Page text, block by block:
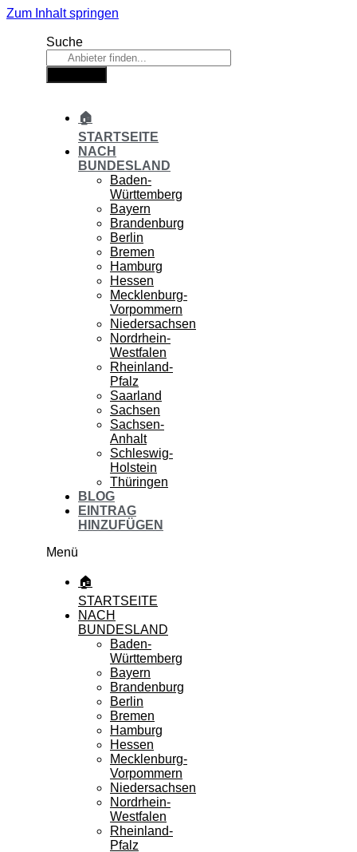
Zum Inhalt springen
Suche
🏠
STARTSEITE
NACH
BUNDESLAND
Baden-
Württemberg
Bayern
Brandenburg
Berlin
Bremen
Hamburg
Hessen
Mecklenburg-
Vorpommern
Niedersachsen
Nordrhein-
Westfalen
Rheinland-
Pfalz
Saarland
Sachsen
Sachsen-
Anhalt
Schleswig-
Holstein
Thüringen
BLOG
EINTRAG
HINZUFÜGEN
Menü
🏠
STARTSEITE
NACH
BUNDESLAND
Baden-
Württemberg
Bayern
Brandenburg
Berlin
Bremen
Hamburg
Hessen
Mecklenburg-
Vorpommern
Niedersachsen
Nordrhein-
Westfalen
Rheinland-
Pfalz